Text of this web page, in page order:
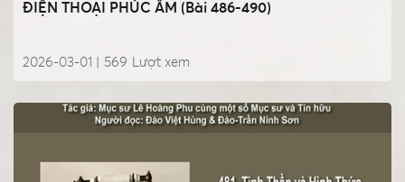
ĐIỆN THOẠI PHÚC ÂM (Bài 486-490)
2026-03-01 | Lượt xem
569